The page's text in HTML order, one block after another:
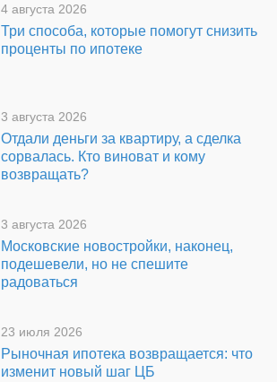
4 августа 2026
Три способа, которые помогут снизить
проценты по ипотеке
3 августа 2026
Отдали деньги за квартиру, а сделка
сорвалась. Кто виноват и кому
возвращать?
3 августа 2026
Московские новостройки, наконец,
подешевели, но не спешите
радоваться
23 июля 2026
Рыночная ипотека возвращается: что
изменит новый шаг ЦБ